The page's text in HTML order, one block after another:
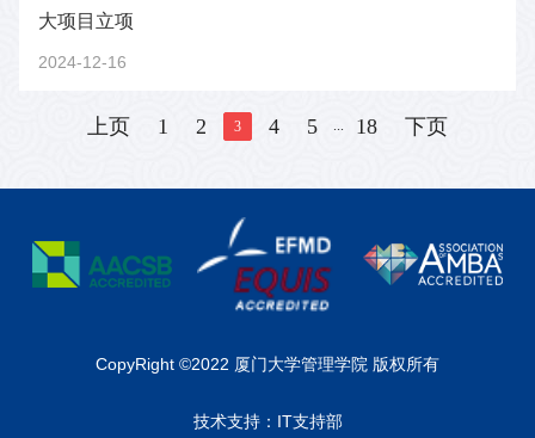
大项目立项
2024-12-16
上页 1 2 3 4 5 ... 18 下页
CopyRight ©2022 厦门大学管理学院 版权所有
技术支持：IT支持部